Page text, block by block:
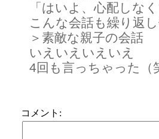
「はいよ、心配しな
こんな会話も繰り返
＞素敵な親子の会話
いえいえいえいえ
4回も言っちゃった（
コメント: